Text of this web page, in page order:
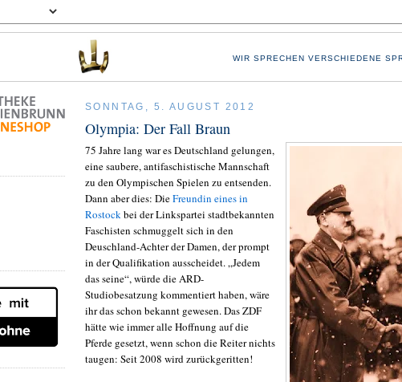
WIR SPRECHEN VERSCHIEDENE
SONNTAG, 5. AUGUST 2012
Olympia: Der Fall Braun
75 Jahre lang war es Deutschland gelungen,
eine saubere, antifaschistische Mannschaft
zu den Olympischen Spielen zu entsenden.
Dann aber dies: DieFreundin eines in
Rostock bei der Linkspartei stadtbekannten
Faschisten schmuggelt sich in den
Deuschland-Achter der Damen, der prompt
in der Qualifikation ausscheidet. „Jedem
das seine“, würde die ARD-
Studiobesatzung kommentiert haben, wäre
ihr das schon bekannt gewesen. Das ZDF
hätte wie immer alle Hoffnung auf die
Pferde gesetzt, wenn schon die Reiter nichts
taugen: Seit 2008 wird zurückgeritten!